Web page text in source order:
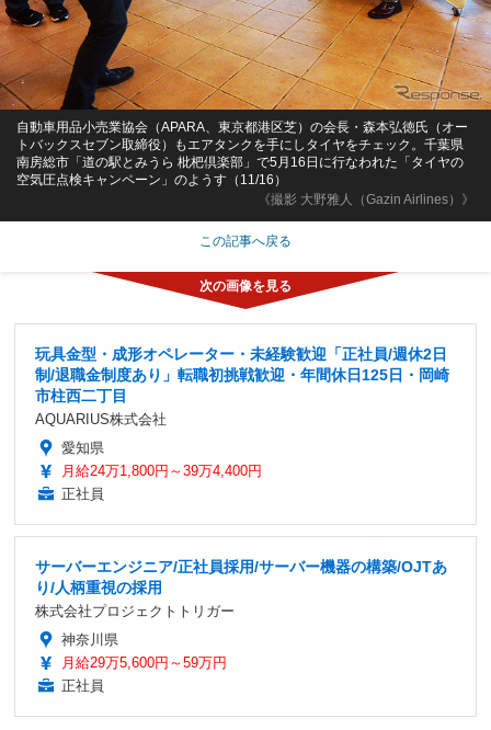
《撮影 大野雅人（Gazin Airlines）》
自動車用品小売業協会（APARA、東京都港区芝）の会長・森本弘徳氏（オー
トバックスセブン取締役）もエアタンクを手にしタイヤをチェック。千葉県
南房総市「道の駅とみうら 枇杷倶楽部」で5月16日に行なわれた「タイヤの
空気圧点検キャンペーン」のようす（11/16）
この記事へ戻る
玩具金型・成形オペレーター・未経験歓迎「正社員/週休2日
制/退職金制度あり」転職初挑戦歓迎・年間休日125日・岡崎
市柱西二丁目
AQUARIUS株式会社
愛知県
月給24万1,800円～39万4,400円
正社員
サーバーエンジニア/正社員採用/サーバー機器の構築/OJTあ
り/人柄重視の採用
株式会社プロジェクトトリガー
神奈川県
月給29万5,600円～59万円
正社員